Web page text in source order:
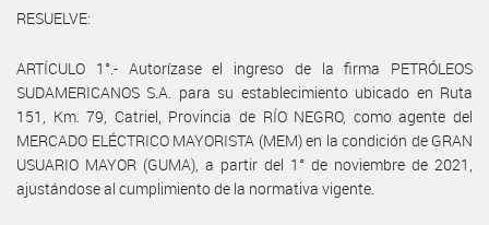
RESUELVE:
ARTÍCULO 1°.- Autorízase el ingreso de la firma PETRÓLEOS
SUDAMERICANOS S.A. para su establecimiento ubicado en Ruta
151, Km. 79, Catriel, Provincia de RÍO NEGRO, como agente del
MERCADO ELÉCTRICO MAYORISTA (MEM) en la condición de GRAN
USUARIO MAYOR (GUMA), a partir del 1° de noviembre de 2021,
ajustándose al cumplimiento de la normativa vigente.